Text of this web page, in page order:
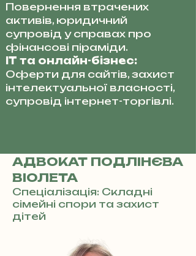
Повернення втрачених
активів, юридичний
супровід у справах про
фінансові піраміди.
IT та онлайн-бізнес:
Оферти для сайтів, захист
інтелектуальної власності,
супровід інтернет-торгівлі.
АДВОКАТ ПОДЛІНЄВА
ВІОЛЕТА
Спеціалізація: Складні
сімейні спори та захист
дітей